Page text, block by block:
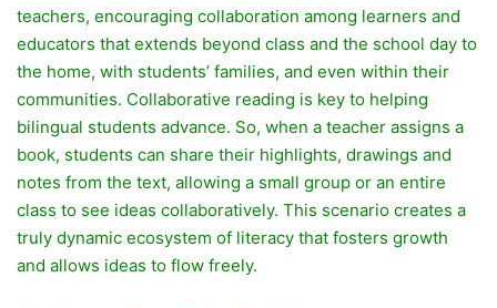
teachers, encouraging collaboration among learners and
educators that extends beyond class and the school day to
the home, with students’ families, and even within their
communities. Collaborative reading is key to helping
bilingual students advance. So, when a teacher assigns a
book, students can share their highlights, drawings and
notes from the text, allowing a small group or an entire
class to see ideas collaboratively. This scenario creates a
truly dynamic ecosystem of literacy that fosters growth
and allows ideas to flow freely.